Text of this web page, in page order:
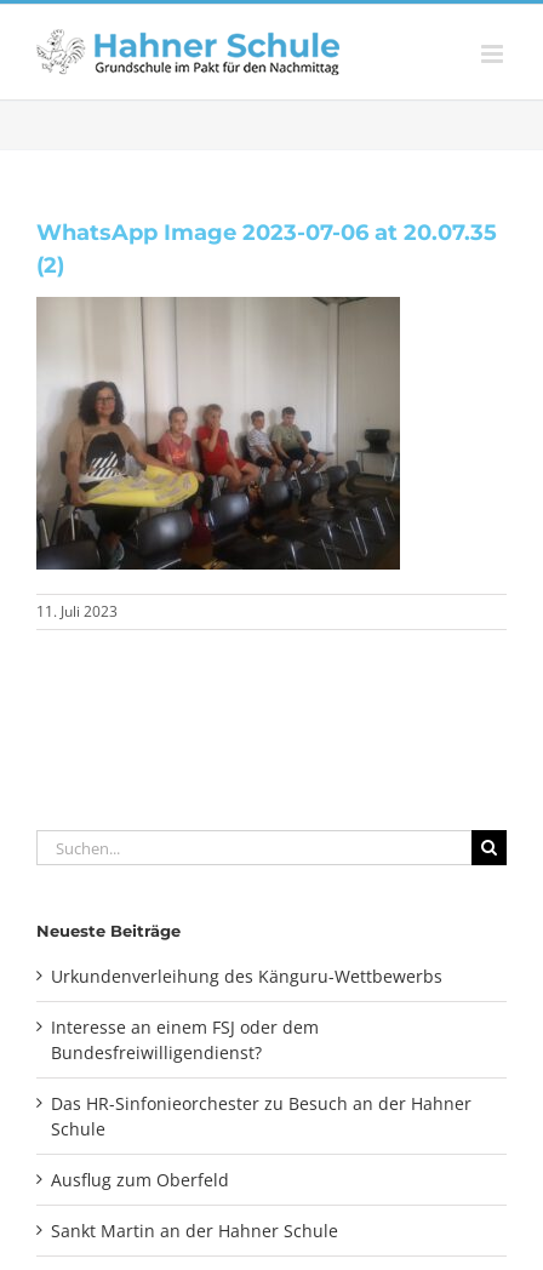
Zum
springen
WhatsApp Image 2023-07-06 at 20.07.35
(2)
11. Juli 2023
Suche
nach:
Neueste Beiträge
Urkundenverleihung des Känguru-Wettbewerbs
Interesse an einem FSJ oder dem
Bundesfreiwilligendienst?
Das HR-Sinfonieorchester zu Besuch an der Hahner
Schule
Ausflug zum Oberfeld
Sankt Martin an der Hahner Schule